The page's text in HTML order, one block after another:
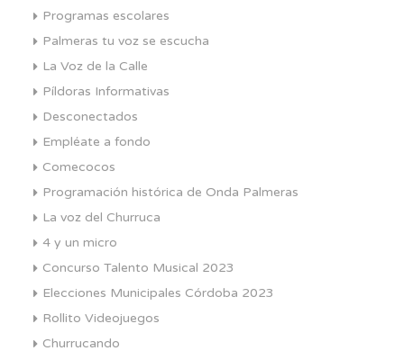
Programas escolares
Palmeras tu voz se escucha
La Voz de la Calle
Píldoras Informativas
Desconectados
Empléate a fondo
Comecocos
Programación histórica de Onda Palmeras
La voz del Churruca
4 y un micro
Concurso Talento Musical 2023
Elecciones Municipales Córdoba 2023
Rollito Videojuegos
Churrucando